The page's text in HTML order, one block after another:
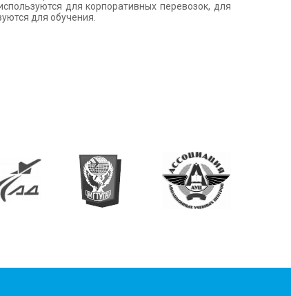
для корпоративных перевозок, для
для обучения.